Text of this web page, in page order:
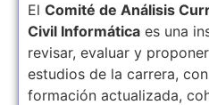
El Comité de Análisis
Civil Informática es una
revisar, evaluar y
estudios de la carrera,
formación actualizada,